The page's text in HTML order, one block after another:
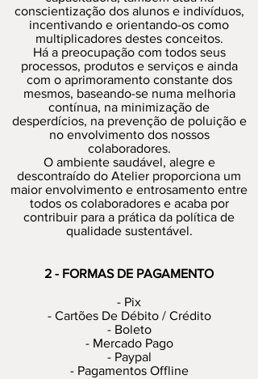
conscientização dos alunos e indivíduos,
incentivando e orientando-os como
multiplicadores destes conceitos.
Há a preocupação com todos seus
processos, produtos e serviços e ainda
com o aprimoramento constante dos
mesmos, baseando-se numa melhoria
contínua, na minimização de
desperdícios, na prevenção de poluição e
no envolvimento dos nossos
colaboradores.
O ambiente saudável, alegre e
descontraído do Atelier proporciona um
maior envolvimento e entrosamento entre
todos os colaboradores e acaba por
contribuir para a prática da política de
qualidade sustentável.
2 - FORMAS DE PAGAMENTO
- Pix
- Cartões De Débito / Crédito
- Boleto
- Mercado Pago
- Paypal
- Pagamentos Offline